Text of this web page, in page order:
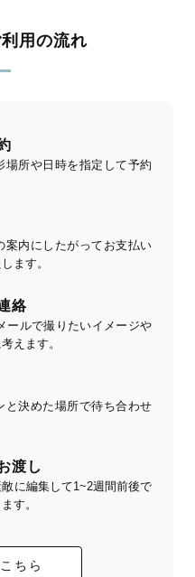
用の流れ
場所や日時を指定して予約
案内にしたがってお支払い
ます。
絡
ールで撮りたいイメージや
えます。
と決めた場所で待ち合わせ
渡し
に編集して1~2週間前後で
す。
ちら